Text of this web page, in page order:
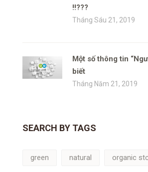
!!???
Tháng Sáu 21, 2019
Một số thông tin
biết
Tháng Năm 21, 2019
SEARCH BY TAGS
green natural organic